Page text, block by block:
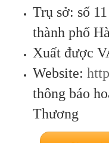
Trụ sở: số
thành phố
Xuất được
Website:
thông báo
Thương